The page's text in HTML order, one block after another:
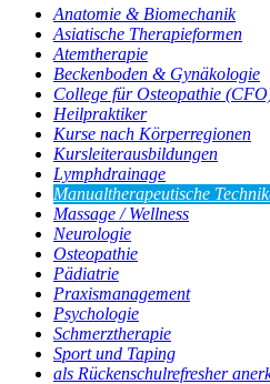
Anatomie & Biomechanik
Asiatische Therapieformen
Atemtherapie
Beckenboden & Gynäkologie
College für Osteopathie
Heilpraktiker
Kurse nach Körperregionen
Kursleiterausbildungen
Lymphdrainage
Manualtherapeutische
Massage / Wellness
Neurologie
Osteopathie
Pädiatrie
Praxismanagement
Psychologie
Schmerztherapie
Sport und Taping
als Rückenschulrefresher